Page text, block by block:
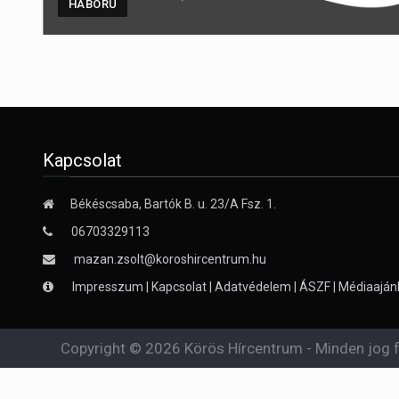
HÁBORÚ
Kapcsolat
Békéscsaba, Bartók B. u. 23/A Fsz. 1.
06703329113
mazan.zsolt@koroshircentrum.hu
Impresszum | Kapcsolat| Adatvédelem | ÁSZF|
Copyright © 2026 Körös Hírcentrum - Minden jog